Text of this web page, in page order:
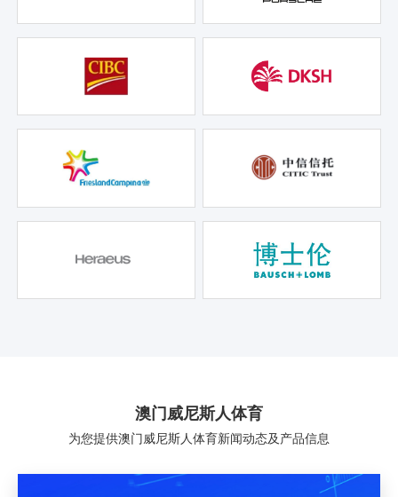
澳门威尼斯人体育
为您提供澳门威尼斯人体育新闻动态及产品信息